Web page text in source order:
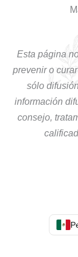
Esta página
prevenir o
sólo
información
consejo,